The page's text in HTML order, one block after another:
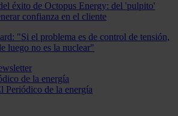
éxito de Octopus Energy: del 'pulpito'
confianza en el cliente
"Si el problema es de control de tensión,
luego no es la nuclear"